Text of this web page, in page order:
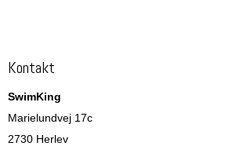
Kontakt
SwimKing
Marielundvej 17c
2730 Herlev